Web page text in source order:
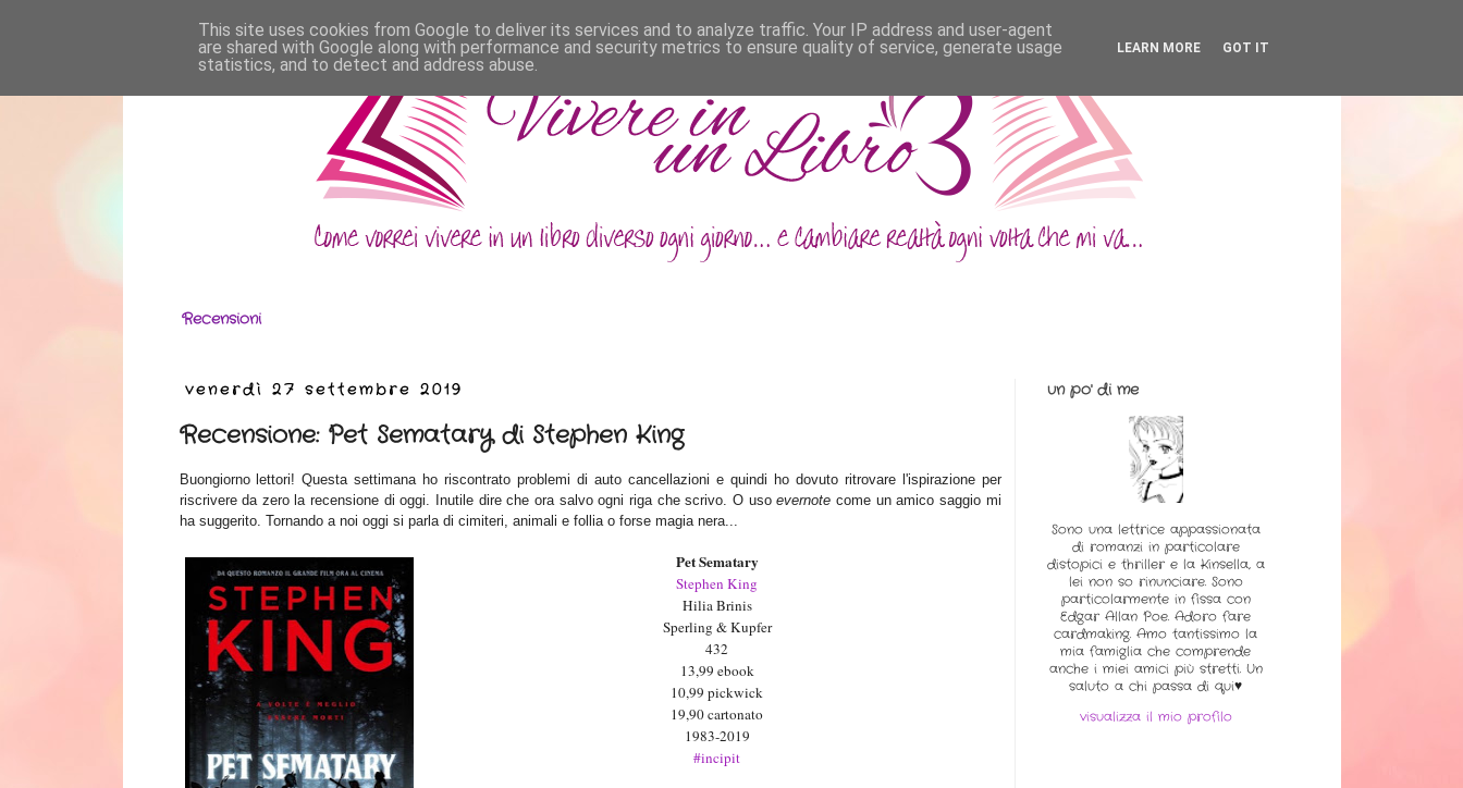
Recensioni
venerdì 27 settembre 2019
Recensione: Pet Sematary di Stephen King
Buongiorno lettori! Questa settimana ho riscontrato problemi di auto cancellazioni e quindi ho dovuto ritrovare l'ispirazione per
riscrivere da zero la recensione di oggi. Inutile dire che ora salvo ogni riga che scrivo. O usoevernote come un amico saggio mi
ha suggerito. Tornando a noi oggi si parla di cimiteri, animali e follia o forse magia nera...
Pet Sematary
Stephen King
Hilia Brinis
Sperling & Kupfer
432
13,99 ebook
10,99 pickwick
19,90 cartonato
1983-2019
#incipit
un po' di me
Sono una lettrice appassionata
di romanzi in particolare
distopici e thriller e la Kinsella, a
lei non so rinunciare. Sono
particolarmente in fissa con
Edgar Allan Poe. Adoro fare
cardmaking. Amo tantissimo la
mia famiglia che comprende
anche i miei amici più stretti. Un
saluto a chi passa di qui♥
visualizza il mio profilo
This site uses cookies from Google to deliver its services and to analyze traffic. Your IP address and user-agent
are shared with Google along with performance and security metrics to ensure quality of service, generate usage
statistics, and to detect and address abuse.
LEARN MORE GOT IT